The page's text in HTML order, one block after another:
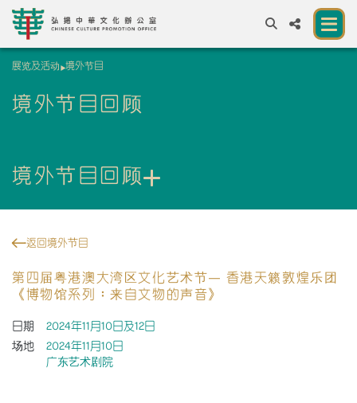
EN繁簡
资源
展览及活动 境外节目
境外节目回顾
境外节目回顾
返回境外节目
第四届粤港澳大湾区文化艺术节— 香港天籁敦煌乐团
《博物馆系列︰来自文物的声音》
日期
2024年11月10日及12日
场地
2024年11月10日
广东艺术剧院